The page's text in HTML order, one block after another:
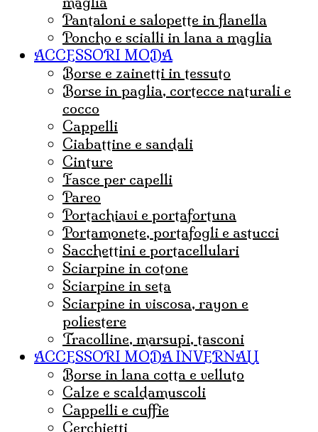
Pantaloni e salopette in flanella
Poncho e scialli in lana a maglia
ACCESSORI MODA
borse e zainetti in tessuto
borse in paglia, cortecce naturali e
cocco
Cappelli
ciabattine e sandali
cinture
fasce per capelli
pareo
portachiavi e portafortuna
portamonete, portafogli e astucci
sacchettini e portacellulari
sciarpine in cotone
sciarpine in seta
sciarpine in viscosa, rayon e
poliestere
tracolline, marsupi, tasconi
ACCESSORI MODA INVERNALI
borse in lana cotta e velluto
Calze e scaldamuscoli
cappelli e cuffie
Cerchietti